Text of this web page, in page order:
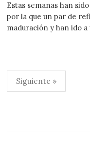
Estas semanas han
por la que un par de
maduración y han ido a
Paginación
de
Siguiente »